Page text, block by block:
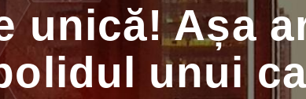
unică! Așa
unui